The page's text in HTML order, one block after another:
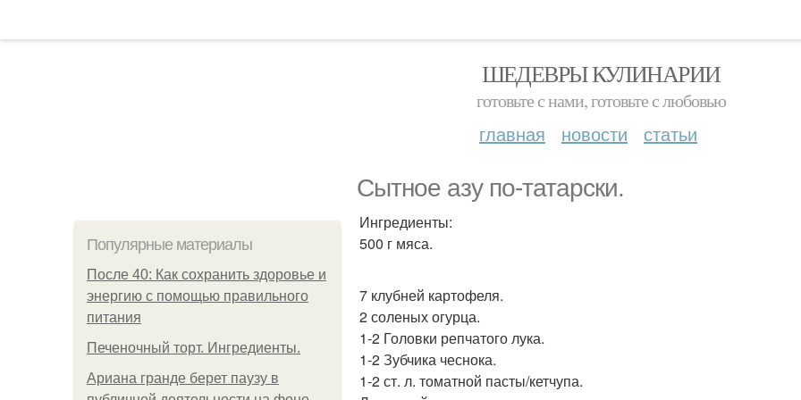
ШЕДЕВРЫ КУЛИНАРИИ
готовьте с нами, готовьте с любовью
главная новости статьи
Сытное азу по-татарски.
Популярные материалы
После 40: Как сохранить здоровье и
энергию с помощью правильного
питания
Печеночный торт. Ингредиенты.
Ариана гранде берет паузу в
Ингредиенты:
500 г мяса.
7 клубней картофеля.
2 соленых огурца.
1-2 Головки репчатого лука.
1-2 Зубчика чеснока.
1-2 ст. л. томатной пасты/кетчупа.